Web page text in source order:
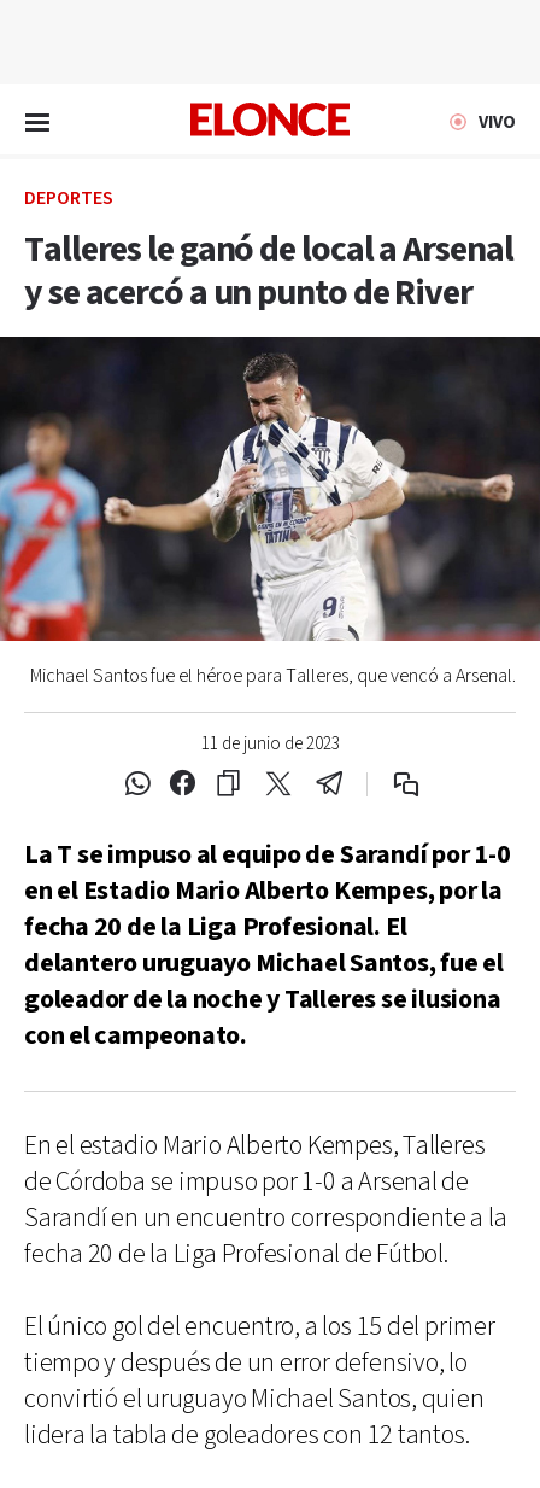
VIVO
DEPORTES
Talleres le ganó de local a Arsenal
y se acercó a un punto de River
11 de junio de 2023
Michael Santos fue el héroe para Talleres, que vencó a Arsenal.
La T se impuso al equipo de Sarandí por 1-0
en el Estadio Mario Alberto Kempes, por la
fecha 20 de la Liga Profesional. El
delantero uruguayo Michael Santos, fue el
goleador de la noche y Talleres se ilusiona
con el campeonato.
En el estadio Mario Alberto Kempes, Talleres
de Córdoba se impuso por 1-0 a Arsenal de
Sarandí en un encuentro correspondiente a la
fecha 20 de la Liga Profesional de Fútbol.
El único gol del encuentro, a los 15 del primer
tiempo y después de un error defensivo, lo
convirtió el uruguayo Michael Santos, quien
lidera la tabla de goleadores con 12 tantos.